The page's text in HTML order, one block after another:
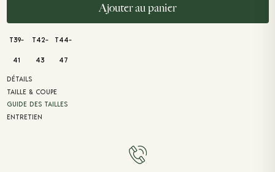
Ajouter au panier
T39-
41
T42-
43
T44-
47
DÉTAILS
TAILLE & COUPE
GUIDE DES TAILLES
ENTRETIEN